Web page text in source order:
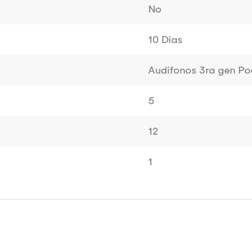
No
10 Dias
Audifonos 3ra gen
5
12
1